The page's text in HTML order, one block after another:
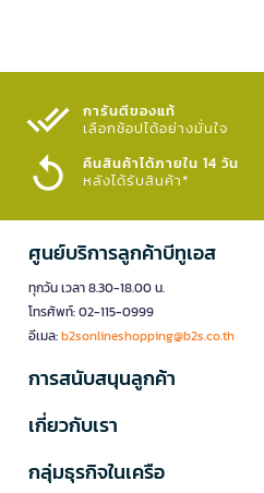
การันตีของแท้
เลือกช้อปได้อย่างมั่นใจ​
คืนสินค้าได้ภายใน 14 วัน
หลังได้รับสินค้า*
ศูนย์บริการลูกค้าบีทูเอส
ทุกวัน เวลา 8.30-18.00 น.
โทรศัพท์: 02-115-0999
อีเมล:b2sonlineshopping@b2s.co.th
การสนับสนุนลูกค้า
เกี่ยวกับเรา
กลุ่มธุรกิจในเครือ